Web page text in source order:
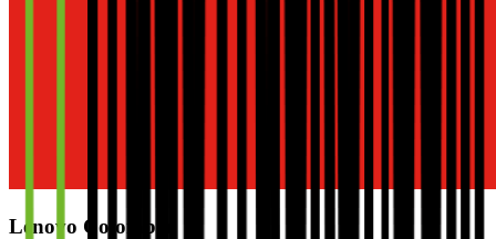
Lenovo Colombia